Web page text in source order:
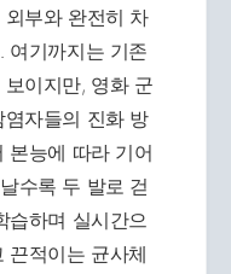
부와 완전히 차
여기까지는 기존
이지만, 영화 군
자들의 진화 방
본능에 따라 기어
수록 두 발로 걷
습하며 실시간으
끈적이는 균사체